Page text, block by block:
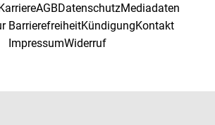
AGBDatenschutzMediadaten
BarrierefreiheitKündigungKontakt
ImpressumWiderruf